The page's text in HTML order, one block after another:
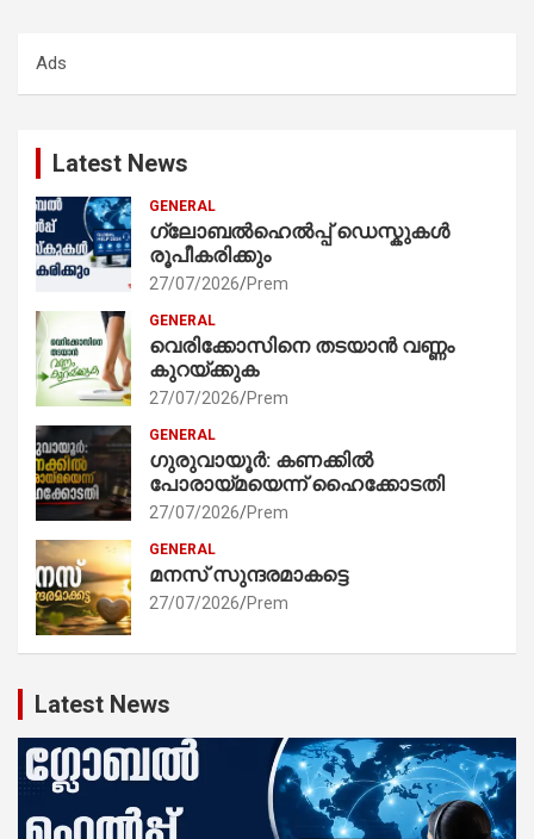
h
Ads
Latest News
GENERAL
ഗ്ലോബൽഹെൽപ്പ് ഡെസ്കുകൾ
രൂപീകരിക്കും
27/07/2026 Prem
GENERAL
വെരിക്കോസിനെ തടയാൻ വണ്ണം
കുറയ്ക്കുക
27/07/2026 Prem
GENERAL
ഗുരുവായൂർ: കണക്കിൽ
പോരായ്മയെന്ന് ഹൈക്കോടതി
27/07/2026 Prem
GENERAL
മനസ് സുന്ദരമാകട്ടെ
27/07/2026 Prem
Latest News